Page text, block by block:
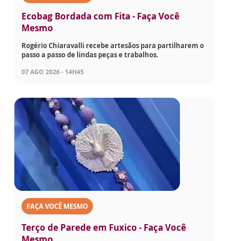
Ecobag Bordada com Fita - Faça Você
Mesmo
Rogério Chiaravalli recebe artesãos para partilharem o
passo a passo de lindas peças e trabalhos.
07 AGO 2026 - 14H45
FAÇA VOCÊ MESMO
Terço de Parede em Fuxico - Faça Você